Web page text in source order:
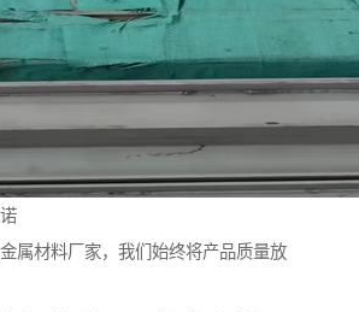
属材料厂家，我们始终将产品质量放